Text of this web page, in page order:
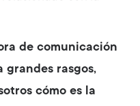
de comunicación
grandes rasgos,
cómo es la